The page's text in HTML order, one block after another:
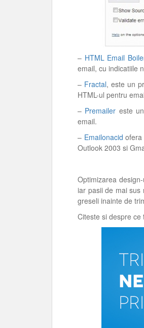
– HTML Email
email, cu indicatiile
– Fractal, este un
HTML-ul pentru
– Premailer este
email.
– Emailonacid ofera
Outlook 2003 si
Optimizarea
iar pasii de mai sus
greseli inainte de
Citeste si despre